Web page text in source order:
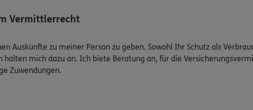
Vermittlerrecht
Auskünfte zu meiner Person zu geben. Sowohl Ihr Schutz als
halten mich dazu an. Ich biete Beratung an, für die
Zuwendungen.